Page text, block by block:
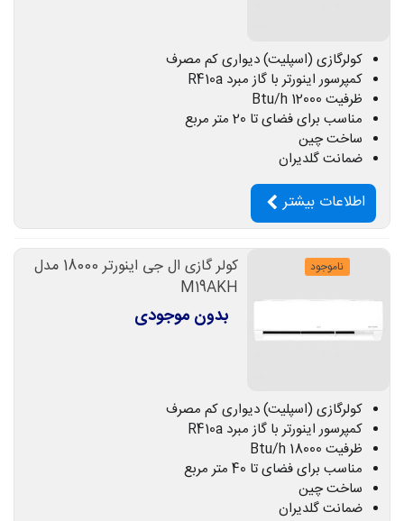
کولرگازی (اسپلیت) دیواری کم مصرف
کمپرسور اینورتر با گاز مبرد R410a
ظرفیت 12000 Btu/h
مناسب برای فضای تا 20 متر مربع
ساخت چین
ضمانت گلدیران
اطلاعات بیشتر
ناموجود
کولر گازی ال جی اینورتر 18000 مدل
M19AKH
بدون موجودی
کولرگازی (اسپلیت) دیواری کم مصرف
کمپرسور اینورتر با گاز مبرد R410a
ظرفیت 18000 Btu/h
مناسب برای فضای تا 40 متر مربع
ساخت چین
ضمانت گلدیران